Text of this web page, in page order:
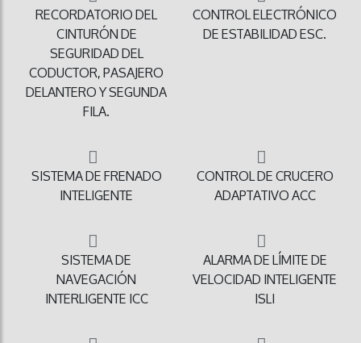
RECORDATORIO DEL
CINTURÓN DE
SEGURIDAD DEL
CODUCTOR, PASAJERO
DELANTERO Y SEGUNDA
FILA.
CONTROL ELECTRÓNICO
DE ESTABILIDAD ESC.
SISTEMA DE FRENADO
INTELIGENTE
CONTROL DE CRUCERO
ADAPTATIVO ACC
SISTEMA DE
NAVEGACIÓN
INTERLIGENTE ICC
ALARMA DE LÍMITE DE
VELOCIDAD INTELIGENTE
ISLI